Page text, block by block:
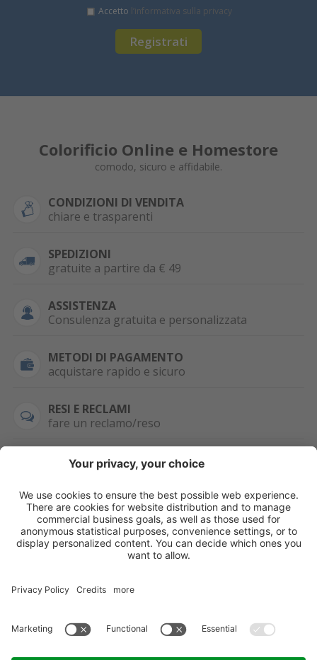
Registrati
Accetto l’informativa sulla privacy
Colorificio Online e Homestore
comodo, sicuro e affidabile.
CONDIZIONI DI VENDITA
chiare e trasparenti
SPEDIZIONI
gratuite a partire da € 49
ASSISTENZA
Consulenza gratuita e personalizzata
METODI DI PAGAMENTO
acquistare rapido e sicuro
RESI E RECLAMI
fare un reclamo/reso
SEMPRE DISPONIBILE
0471 506798
WHATSAPP
+39 376 2951129
HAI LA PARTITA
IVA?
Per ordini, offerte,
prezzi speciali e
ulteriori articoli